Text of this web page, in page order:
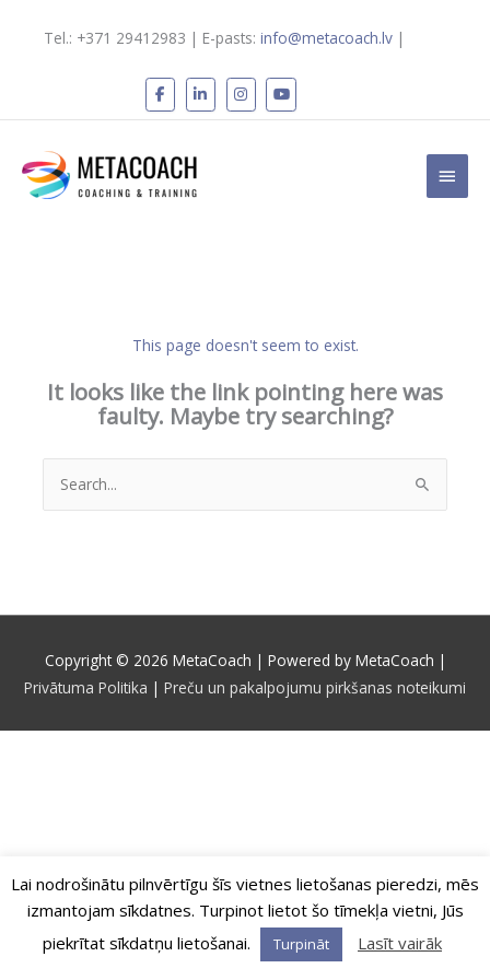
Tel.: +371 29412983 | E-pasts: info@metacoach.lv|
Main
This page doesn't seem to exist.
It looks like the link pointing here was
faulty. Maybe try searching?
Search
for:
Copyright © 2026 MetaCoach | Powered by MetaCoach |
Privātuma Politika | Preču un pakalpojumu pirkšanas noteikumi
Lai nodrošinātu pilnvērtīgu šīs vietnes lietošanas pieredzi, mēs
izmantojam sīkdatnes. Turpinot lietot šo tīmekļa vietni, Jūs
piekrītat sīkdatņu lietošanai.
Turpināt Lasīt vairāk